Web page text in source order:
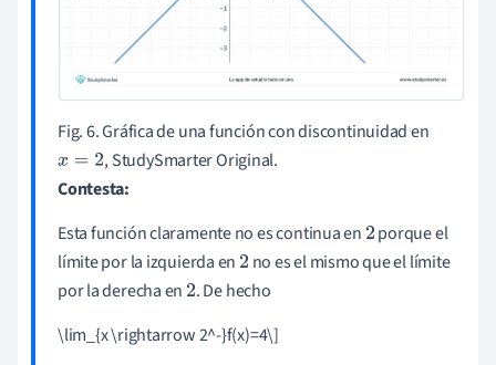
Fig. 6. Gráfica de una función con discontinuidad en
x= 2
, StudySmarter Original.
Contesta:
Esta función claramente no es continua en 2 porque el
límite por la izquierda en 2 no es el mismo que el límite
por la derecha en 2. De hecho
\lim_{x \rightarrow 2^-}f(x)=4\]